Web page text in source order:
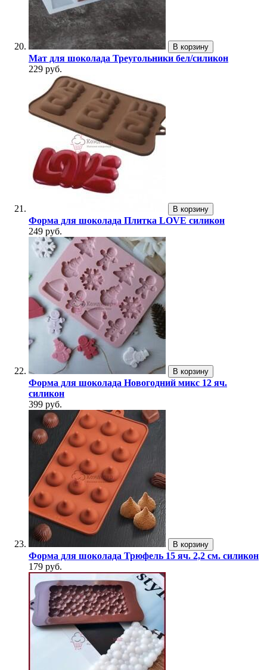
В корзину
Мат для шоколада Треугольники бел/силикон
229 руб.
В корзину
Форма для шоколада Плитка LOVE силикон
249 руб.
В корзину
Форма для шоколада Новогодний микс 12 яч.
силикон
399 руб.
В корзину
Форма для шоколада Трюфель 15 яч. 2,2 см. силикон
179 руб.